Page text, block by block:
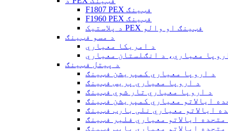
F1807 PEX فټینګ
F1960 PEX فټینګ
د پلاستيک PEX فټینګ او والو
د مسو فټینګ
د امریکا معیاري
معیاري، د انګلستان معیاري
د پیتل فټینګ
د اروپا معیاري کمپریشن فټینګ
د اروپا معیاري پریس فټینګ
د اروپا معیاري تار شوي فټینګ
ایالاتو معیاري کمپریشن فټینګ
ایالاتو معیاري نلی بارب فټینګ
متحده ایالاتو معیاري فلیر فټینګ
متحده ایالاتو معیاري پایپ فټینګ